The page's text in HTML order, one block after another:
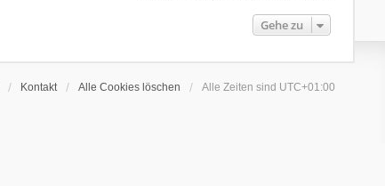
Gehe zu
Kontakt Alle Cookies löschen Alle Zeiten sind UTC+01:00